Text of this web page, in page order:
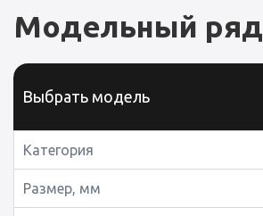
Модельный ряд
Выбрать модель
Категория
Размер, мм